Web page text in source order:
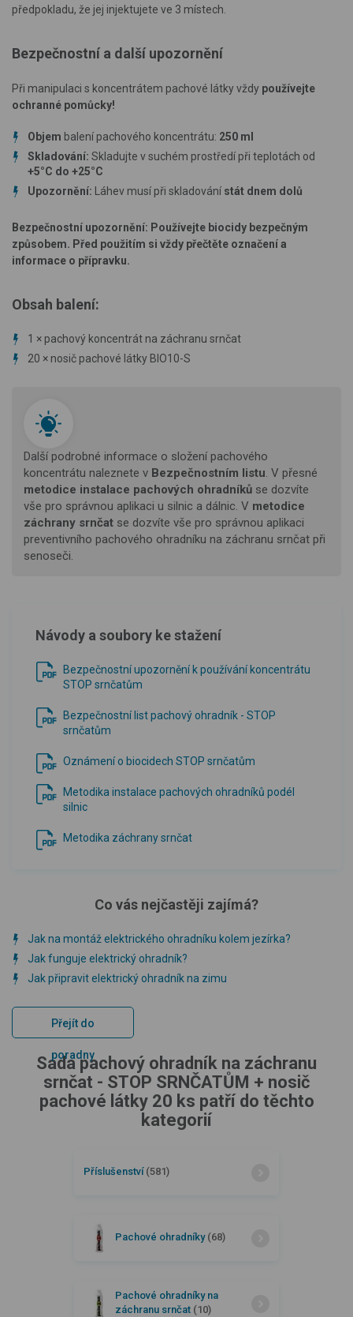
předpokladu, že jej injektujete ve 3 místech.
Bezpečnostní a další upozornění
Při manipulaci s koncentrátem pachové látky vždy používejte
ochranné pomůcky!
Objem balení pachového koncentrátu: 250 ml
Skladování: Skladujte v suchém prostředí při teplotách od
+5°C do +25°C
Upozornění: Láhev musí při skladování stát dnem dolů
Bezpečnostní upozornění: Používejte biocidy bezpečným
způsobem. Před použitím si vždy přečtěte označení a
informace o přípravku.
Obsah balení:
1 × pachový koncentrát na záchranu srnčat
20 × nosič pachové látky BIO10-S
Další podrobné informace o složení pachového
koncentrátu naleznete v Bezpečnostním listu. V přesné
metodice instalace pachových ohradníků se dozvíte
vše pro správnou aplikaci u silnic a dálnic. V metodice
záchrany srnčat se dozvíte vše pro správnou aplikaci
preventivního pachového ohradníku na záchranu srnčat při
senoseči.
Návody a soubory ke stažení
Bezpečnostní upozornění k používání koncentrátu
STOP srnčatům
Bezpečnostní list pachový ohradník - STOP
srnčatům
Oznámení o biocidech STOP srnčatům
Metodika instalace pachových ohradníků podél
silnic
Metodika záchrany srnčat
Co vás nejčastěji zajímá?
Jak na montáž elektrického ohradníku kolem jezírka?
Jak funguje elektrický ohradník?
Jak připravit elektrický ohradník na zimu
Přejít do
poradny
Sada pachový ohradník na záchranu
srnčat - STOP SRNČATŮM + nosič
pachové látky 20 ks patří do těchto
kategorií
Příslušenství (581)
Pachové ohradníky (68)
Pachové ohradníky na
záchranu srnčat (10)